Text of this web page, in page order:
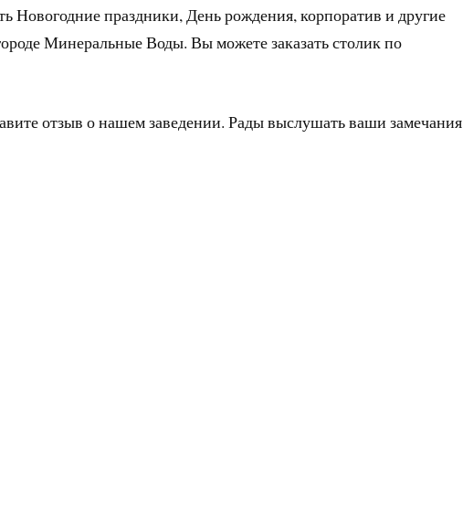
Новогодние праздники, День рождения, корпоратив и другие
Минеральные Воды. Вы можете заказать столик по
отзыв о нашем заведении. Рады выслушать ваши замечания